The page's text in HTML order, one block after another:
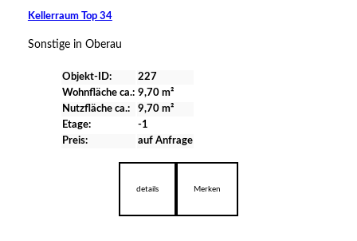
Kellerraum Top 34
Sonstige in Oberau
Objekt-ID:
227
Wohnfläche ca.: 9,70 m²
Nutzfläche ca.:
9,70 m²
Etage:
-1
Preis:
auf Anfrage
details Merken